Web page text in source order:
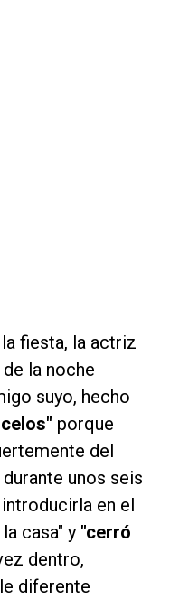
fiesta, la actriz
la noche
suyo, hecho
porque
del
unos seis
en el
casa" y "cerró
dentro,
diferente